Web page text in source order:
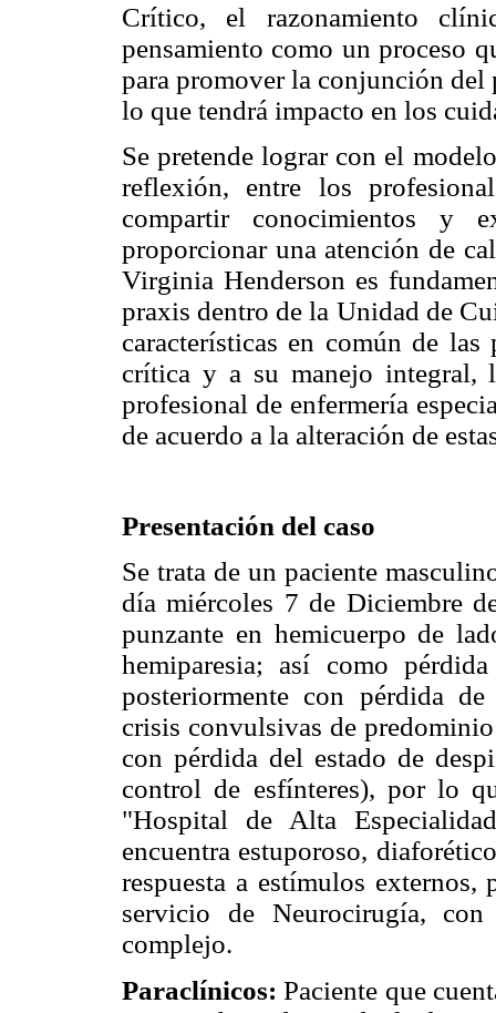
Crítico, el razonamiento
pensamiento como un proceso
para promover la conjunción
lo que tendrá impacto en los
Se pretende lograr con el
reflexión, entre los
compartir conocimientos y
proporcionar una atención de
Virginia Henderson es
praxis dentro de la Unidad de
características en común de las
crítica y a su manejo integral,
profesional de enfermería
de acuerdo a la alteración de
Presentación del caso
Se trata de un paciente
día miércoles 7 de Diciembre
punzante en hemicuerpo de
hemiparesia; así como
posteriormente con pérdida
crisis convulsivas de
con pérdida del estado de
control de esfínteres), por lo
"Hospital de Alta
encuentra estuporoso,
respuesta a estímulos
servicio de Neurocirugía,
complejo.
Paraclínicos: Paciente que